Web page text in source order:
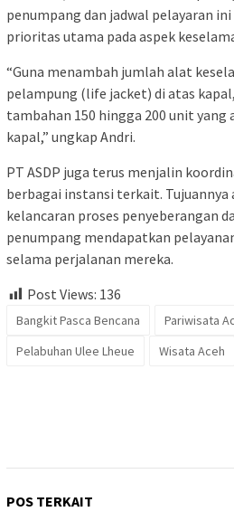
penumpang dan jadwal pelayaran
prioritas utama pada aspek
“Guna menambah jumlah alat
pelampung (life jacket) di atas
tambahan 150 hingga 200 unit
kapal,” ungkap Andri.
PT ASDP juga terus menjalin
berbagai instansi terkait.
kelancaran proses penyeberangan
penumpang mendapatkan
selama perjalanan mereka.
Post Views: 136
Bangkit Pasca Bencana
Pariwisata
Pelabuhan Ulee Lheue
Wisata Aceh
POS TERKAIT